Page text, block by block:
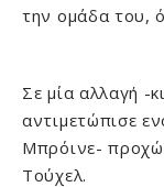
την ομάδα του,
Σε μία αλλαγή -
αντιμετώπισε
Μπρόινε-
Τούχελ.